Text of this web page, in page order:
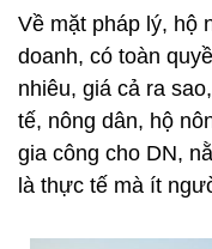
Về mặt pháp lý, hộ
doanh, có toàn
nhiêu, giá cả ra
tế, nông dân, hộ
gia công cho DN,
là thực tế mà ít